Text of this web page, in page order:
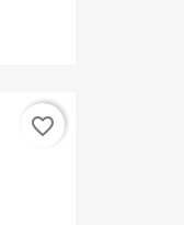
favorite_border